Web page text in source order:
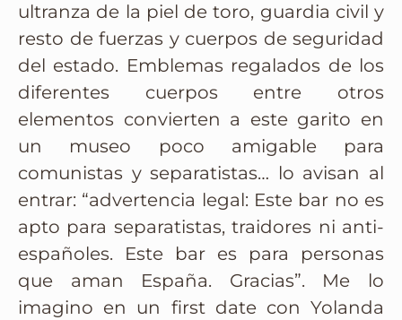
ultranza de la piel de toro, guardia civil y
resto de fuerzas y cuerpos de seguridad
del estado. Emblemas regalados de los
diferentes cuerpos entre otros
elementos convierten a este garito en
un museo poco amigable para
comunistas y separatistas… lo avisan al
entrar: “advertencia legal: Este bar no es
apto para separatistas, traidores ni anti-
españoles. Este bar es para personas
que aman España. Gracias”. Me lo
imagino en un first date con Yolanda